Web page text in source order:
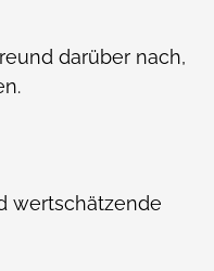
darüber nach,
wertschätzende